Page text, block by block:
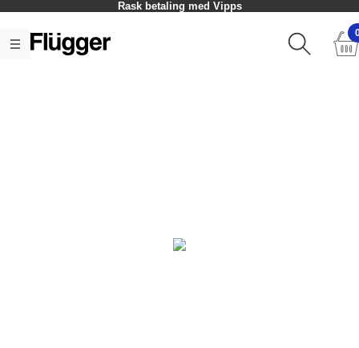
Rask betaling med Vipps